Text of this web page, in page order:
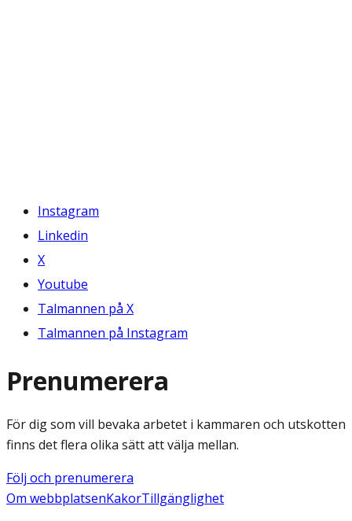
Instagram
Linkedin
X
Youtube
Talmannen på X
Talmannen på Instagram
Prenumerera
För dig som vill bevaka arbetet i kammaren och utskotten
finns det flera olika sätt att välja mellan.
Följ och prenumerera
Om webbplatsenKakorTillgänglighet